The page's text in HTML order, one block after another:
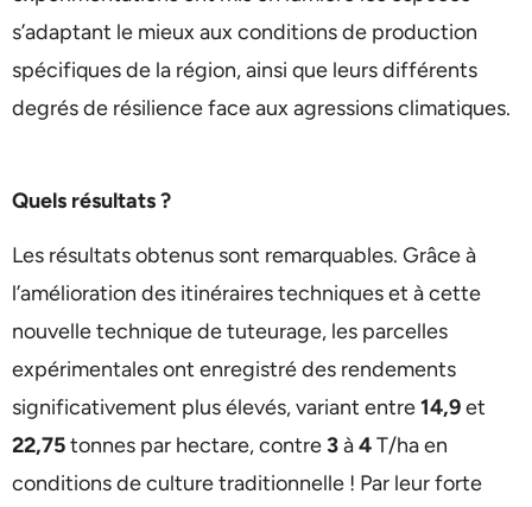
s’adaptant le mieux aux conditions de production
spécifiques de la région, ainsi que leurs différents
degrés de résilience face aux agressions climatiques.
Quels résultats ?
Les résultats obtenus sont remarquables. Grâce à
l’amélioration des itinéraires techniques et à cette
nouvelle technique de tuteurage, les parcelles
expérimentales ont enregistré des rendements
significativement plus élevés, variant entre14,9et
22,75tonnes par hectare, contre3à4T/ha en
conditions de culture traditionnelle ! Par leur forte